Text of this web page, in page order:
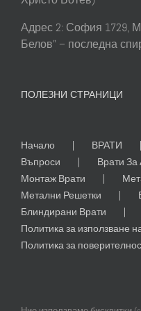
Адрес 2: София 1729,
Белов” – последна
ПОЛЕЗНИ СТРАНИЦИ
Начало ВРАТИ
Въпроси
Врати За
Монтаж Врати
Метални Решетки
Блиндирани Врати
Политика за използване
Политика за